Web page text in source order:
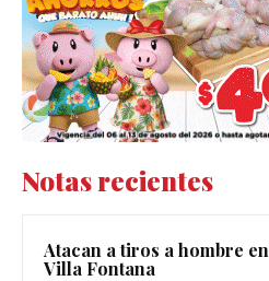
Notas recientes
Atacan a tiros a hombre en
Villa Fontana